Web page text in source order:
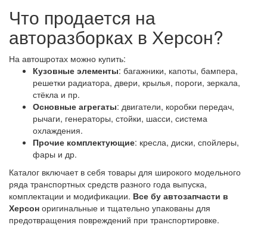
Что продается на
авторазборках в Херсон?
На автошротах можно купить:
Кузовные элементы: багажники, капоты, бампера,
решетки радиатора, двери, крылья, пороги, зеркала,
стёкла и пр.
Основные агрегаты: двигатели, коробки передач,
рычаги, генераторы, стойки, шасси, система
охлаждения.
Прочие комплектующие: кресла, диски, спойлеры,
фары и др.
Каталог включает в себя товары для широкого модельного
ряда транспортных средств разного года выпуска,
комплектации и модификации. Все бу автозапчасти в
Херсон оригинальные и тщательно упакованы для
предотвращения повреждений при транспортировке.